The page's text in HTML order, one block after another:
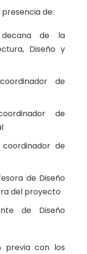
de:
decana de la
Diseño y
de
de
coordinador de
de Diseño
del proyecto
de Diseño
previa con los